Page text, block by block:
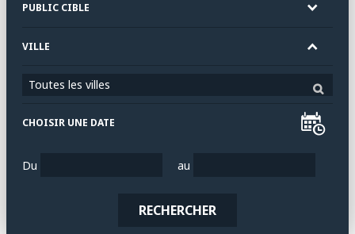
PUBLIC CIBLE
VILLE
Toutes les villes
CHOISIR UNE DATE
Du au
RECHERCHER